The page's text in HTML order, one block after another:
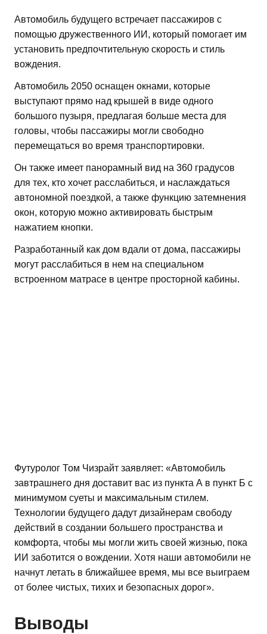
Автомобиль будущего встречает пассажиров с
помощью дружественного ИИ, который помогает им
установить предпочтительную скорость и стиль
вождения.
Автомобиль 2050 оснащен окнами, которые
выступают прямо над крышей в виде одного
большого пузыря, предлагая больше места для
головы, чтобы пассажиры могли свободно
перемещаться во время транспортировки.
Он также имеет панорамный вид на 360 градусов
для тех, кто хочет расслабиться, и наслаждаться
автономной поездкой, а также функцию затемнения
окон, которую можно активировать быстрым
нажатием кнопки.
Разработанный как дом вдали от дома, пассажиры
могут расслабиться в нем на специальном
встроенном матрасе в центре просторной кабины.
Футуролог Том Чизрайт заявляет: «Автомобиль
завтрашнего дня доставит вас из пункта А в пункт Б с
минимумом суеты и максимальным стилем.
Технологии будущего дадут дизайнерам свободу
действий в создании большего пространства и
комфорта, чтобы мы могли жить своей жизнью, пока
ИИ заботится о вождении. Хотя наши автомобили не
начнут летать в ближайшее время, мы все выиграем
от более чистых, тихих и безопасных дорог».
Выводы